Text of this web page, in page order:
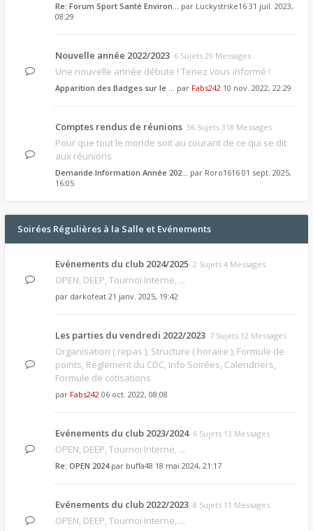
Re: Forum Sport Santé Environ… par Luckystrike16 31 juil. 2023,
08:29
Nouvelle année 2022/2023 6 Sujets 29 Messages
Une nouvelle année débute ! Tenez vous informé !
Apparition des Badges sur le … par Fabs242 10 nov. 2022, 22:29
Comptes rendus de réunions 56 Sujets 318 Messages
Pour que tout le monde soit au courant de ce qui se dit
aux réunions
Demande Information Année 202… par Roro1616 01 sept. 2025,
16:05
Soirées Régulières à la Salle et Evénements
Evénements du club 2024/2025 2 Sujets 4 Messages
OPEN, DEEP, Tournoi Interne, ...
par darkofeat 21 janv. 2025, 19:42
Les parties du vendredi 2022/2023 7 Sujets 12 Messages
Organisation ( repas ), Structure ( horaire ), Formule de
points, Règlement du CDC, Info Soirées, Calendriers,
Formule de cotisations
par Fabs242 06 oct. 2022, 08:08
Evénements du club 2023/2024 6 Sujets 13 Messages
OPEN, DEEP, Tournoi Interne, ...
Re: OPEN 2024par buffa48 18 mai 2024, 21:17
Evénements du club 2022/2023 8 Sujets 11 Messages
OPEN, DEEP, Tournoi Interne, ...